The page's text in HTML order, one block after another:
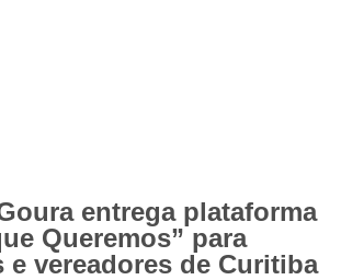
entrega plataforma
Queremos” para
e vereadores de Curitiba